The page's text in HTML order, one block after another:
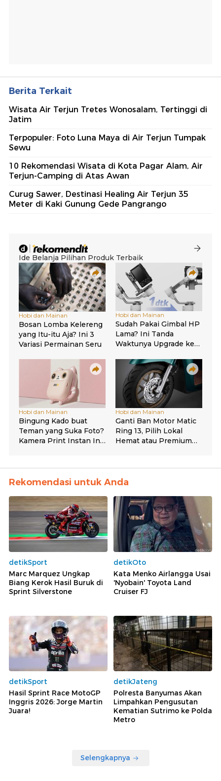
Berita Terkait
Wisata Air Terjun Tretes Wonosalam, Tertinggi di
Jatim
Terpopuler: Foto Luna Maya di Air Terjun Tumpak
Sewu
10 Rekomendasi Wisata di Kota Pagar Alam, Air
Terjun-Camping di Atas Awan
Curug Sawer, Destinasi Healing Air Terjun 35
Meter di Kaki Gunung Gede Pangrango
Rekomendasi untuk Anda
detikSport
Marc Marquez Ungkap
Biang Kerok Hasil Buruk di
Sprint Silverstone
detikOto
Kata Menko Airlangga Usai
'Nyobain' Toyota Land
Cruiser FJ
detikSport
Hasil Sprint Race MotoGP
Inggris 2026: Jorge Martin
Juara!
detikJateng
Polresta Banyumas Akan
Limpahkan Pengusutan
Kematian Sutrimo ke Polda
Metro
Selengkapnya